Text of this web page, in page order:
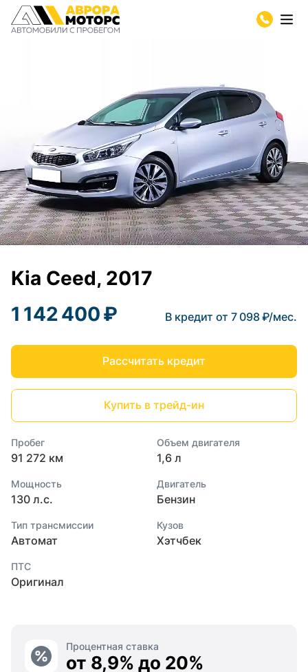
Kia Ceed, 2017
1 142 400 ₽
В кредит от 7 098 ₽/мес.
Рассчитать кредит
Купить в трейд-ин
Пробег
91 272 км
Объем двигателя
1,6 л
Мощность
130 л.с.
Двигатель
Бензин
Тип трансмиссии
Автомат
Кузов
Хэтчбек
ПТС
Оригинал
Процентная ставка
от 8,9% до 20%